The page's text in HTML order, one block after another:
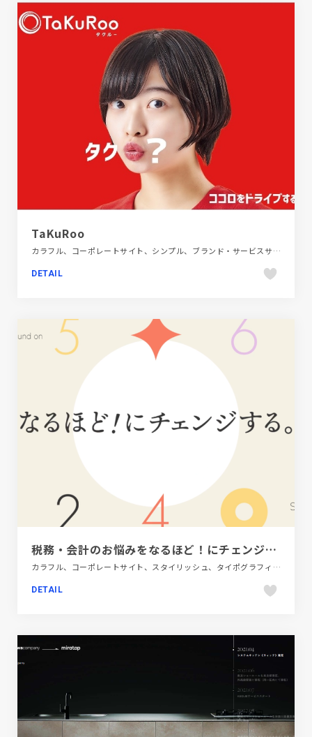
TaKuRoo
カラフル、コーポレートサイト、シンプル、ブランド・サービスサイト、大きめ写真、旅行・ホテル・観光、自動車・乗り物・交通
DETAIL
税務・会計のお悩みをなるほど！にチェンジする。 | 辰巳公認会計士・税理士事務所
カラフル、コーポレートサイト、スタイリッシュ、タイポグラフィー、ベージュ・ゴールド系、ポップ、金融・法律・人材・専門職
DETAIL